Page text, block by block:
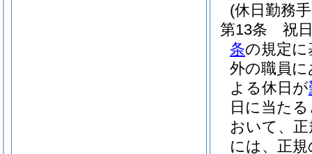
(休日勤務
第13条
祝
条の規定
外の職員
よる休日が
日に当た
おいて、
には、正